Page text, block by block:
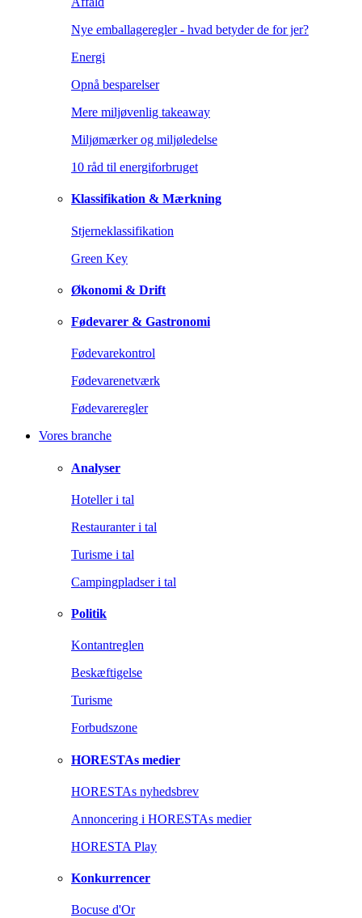
Nye emballageregler - hvad betyder de for jer?
Energi
Opnå besparelser
Mere miljøvenlig takeaway
Miljømærker og miljøledelse
10 råd til energiforbruget
Klassifikation & Mærkning
Stjerneklassifikation
Green Key
Økonomi & Drift
Fødevarer & Gastronomi
Fødevarekontrol
Fødevarenetværk
Fødevareregler
Vores branche
Analyser
Hoteller i tal
Restauranter i tal
Turisme i tal
Campingpladser i tal
Politik
Kontantreglen
Beskæftigelse
Turisme
Forbudszone
HORESTAs medier
HORESTAs nyhedsbrev
Annoncering i HORESTAs medier
HORESTA Play
Konkurrencer
Bocuse d'Or